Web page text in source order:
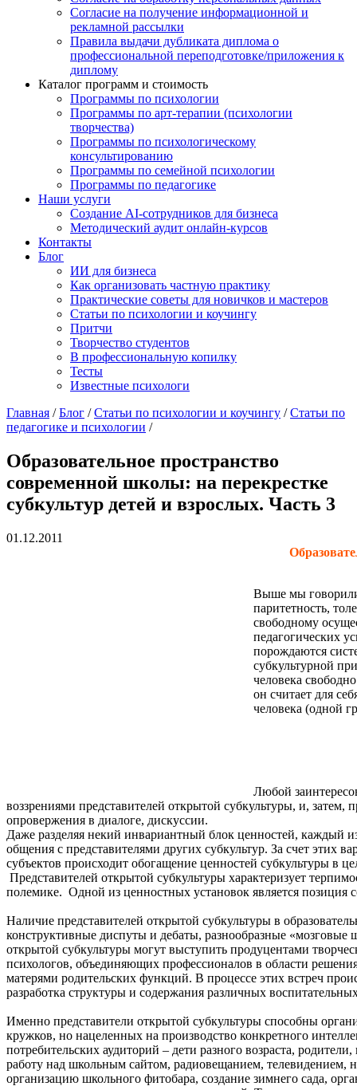
Согласие на получение информационной и
рекламной рассылки
Правила выдачи дубликата диплома о
профессиональной переподготовке/приложения к
диплому
Каталог программ и стоимость
Программы по психологии
Программы по арт-терапии (психологии
творчества)
Программы по психологическому
консультированию
Программы по семейной психологии
Программы по педагогике
Наши услуги
Создание AI-сотрудников для бизнеса
Методический аудит онлайн-курсов
Контакты
Блог
ИИ для бизнеса
Как организовать частную практику
Практические советы для новичков и мастеров
Статьи по психологии и коучингу
Притчи
Творчество студентов
В профессиональную копилку
Тесты
Известные психологи
Главная /Блог /Статьи по психологии и коучингу /Статьи по
педагогике и психологии /
Образовательное пространство
современной школы: на перекрестке
субкультур детей и взрослых. Часть 3
01.12.2011
Выше мы говорили
паритетность,
свободному
педагогических
порождаются
субкультурной
человека
он считает для
человека (одной
Любой
воззрениями представителей открытой субкультуры, и,
опровержения в диалоге, дискуссии.
Даже разделяя некий инвариантный блок ценностей, каждый
общения с представителями других субкультур. За счет этих
субъектов происходит обогащение ценностей субкультуры в
Представителей открытой субкультуры характеризует
полемике. Одной из ценностных установок является позиция
Наличие представителей открытой субкультуры в
конструктивные диспуты и дебаты, разнообразные
открытой субкультуры могут выступить продуцентами
психологов, объединяющих профессионалов в области
матерями родительских функций. В процессе этих встреч
разработка структуры и содержания различных
Именно представители открытой субкультуры способны
кружков, но нацеленных на производство конкретного
потребительских аудиторий – дети разного возраста,
работу над школьным сайтом, радиовещанием, телевидением,
организацию школьного фитобара, создание зимнего сада,